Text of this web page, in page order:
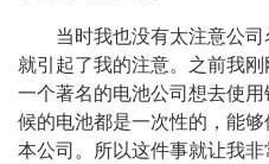
当时我也没有太注意公
就引起了我的注意。之前我
一个著名的电池公司想去使
候的电池都是一次性的，能
本公司。所以这件事就让我